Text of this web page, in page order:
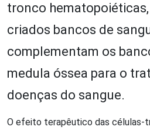
tronco
criados bancos de
complementam os
medula óssea para o
doenças do sangue.
O efeito terapêutico das células-